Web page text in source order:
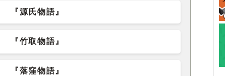
『源氏物語』
『竹取物語』
『落窪物語』